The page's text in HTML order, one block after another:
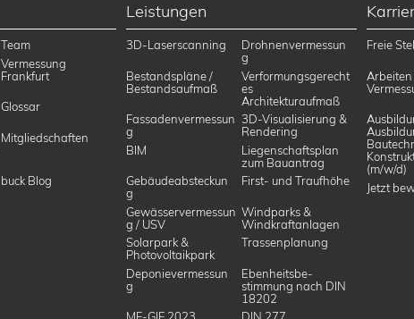
Team
Vermessung
Frankfurt
Glossar
Mitgliedschaften
buck Blog
Leistungen
3D-Laserscanning
Drohnenvermessun
g
Bestandspläne /
Bestandsaufmaß
Verformungsgerecht
es
Architekturaufmaß
Fassadenvermessun
g
3D-Visualisierung &
Rendering
BIM
Liegenschaftsplan
zum Bauantrag
Gebäudeabsteckun
g
First- und Traufhöhe
Gewässervermessun
g / USV
Windparks &
Windkraftanlagen
Solarpark &
Photovoltaikpark
Trassenplanung
Deponievermessun
g
Ebenheitsbe­
stimmung nach DIN
18202
Freie
(m/w/d)
Jetzt